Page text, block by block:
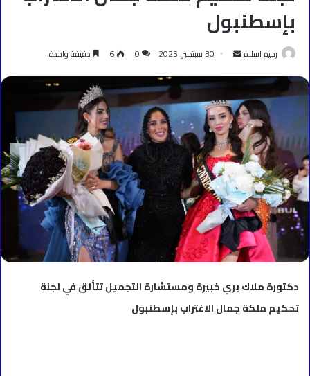
بإسطنبول
رحيم اسلام
أرسل
إلكترونيا
30 سبتمبر، 2025 0
6 دقيقة واحدة
دكتورة ملاك بري خبيرة ومستشارة التجميل تتألق في لجنة
تحكيم ملكة جمال الاغتراب بإسطنبول